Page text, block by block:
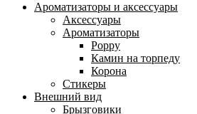
Ароматизаторы и аксессуары
Аксессуары
Ароматизаторы
Poppy
Камин на торпеду
Корона
Стикеры
Внешний вид
Брызговики